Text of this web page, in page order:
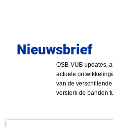
Nieuwsbrief
OSB-VUB updates,
actuele
van de
versterk de banden